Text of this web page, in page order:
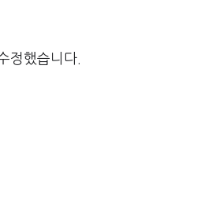
정했습니다.